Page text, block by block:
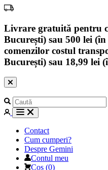
Livrare gratuită pentru
București) sau 500 lei
comenzilor costul
București) sau 18,99 lei
Contact
Cum cumperi?
Despre Gemini
Contul meu
Coș (0)